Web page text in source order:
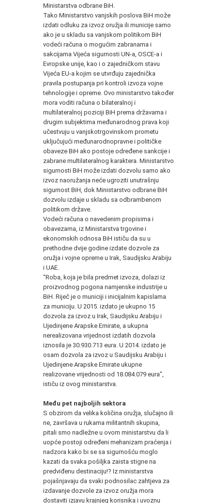
Ministarstva odbrane BiH.
Tako Ministarstvo vanjskih poslova BiH može
izdati odluku za izvoz oružja ili municije samo
ako je u skladu sa vanjskom politikom BiH
vodeći računa o mogućim zabranama i
sakcijama Vijeća sigurnosti UN-a, OSCE-a i
Evropske unije, kao i o zajedničkom stavu
Vijeća EU-a kojim se utvrđuju zajednička
pravila postupanja pri kontroli izvoza vojne
tehnologije i opreme. Ovo ministarstvo također
mora voditi računa o bilateralnoj i
multilateralnoj poziciji BiH prema državama i
drugim subjektima međunarodnog prava koji
učestvuju u vanjskotrgovinskom prometu
uključujući međunarodnopravne i političke
obaveze BiH ako postoje određene sankcije i
zabrane multilateralnog karaktera. Ministarstvo
sigurnosti BiH može izdati dozvolu samo ako
izvoz naoružanja neće ugroziti unutrašnju
sigurnost BiH, dok Ministarstvo odbrane BiH
dozvolu izdaje u skladu sa odbrambenom
politikom države.
Vodeći računa o navedenim propisima i
obavezama, iz Ministarstva trgovine i
ekonomskih odnosa BiH ističu da su u
prethodne dvije godine izdate dozvole za
oružja i vojne opreme u Irak, Saudijsku Arabiju
i UAE.
“Roba, koja je bila predmet izvoza, dolazi iz
proizvodnog pogona namjenske industrije u
BiH. Riječ je o municiji i inicijalnim kapislama
za municiju. U 2015. izdato je ukupno 15
dozvola za izvoz u Irak, Saudijsku Arabiju i
Ujedinjene Arapske Emirate, a ukupna
nerealizovana vrijednost izdatih dozvola
iznosila je 30.930.713 eura. U 2014. izdato je
osam dozvola za izvoz u Saudijsku Arabiju i
Ujedinjene Arapske Emirate ukupne
realizovane vrijednosti od 18.084.079 eura”,
ističu iz ovog ministarstva.
Među pet najboljih sektora
S obzirom da velika količina oružja, slučajno ili
ne, završava u rukama militantnih skupina,
pitali smo nadležne u ovom ministarstvu da li
uopće postoji određeni mehanizam praćenja i
nadzora kako bi se sa sigurnošću moglo
kazati da svaka pošiljka zaista stigne na
predviđenu destinaciju!? Iz ministarstva
pojašnjavaju da svaki podnosilac zahtjeva za
izdavanje dozvole za izvoz oružja mora
dostaviti izjavu krajnjeg korisnika i uvoznu